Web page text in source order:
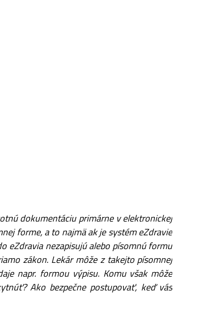
dokumentáciu primárne v elektronickej
forme, a to najmä ak je systém eZdravie
eZdravia nezapisujú alebo písomnú formu
zákon. Lekár môže z takejto písomnej
napr. formou výpisu. Komu však môže
Ako bezpečne postupovať, keď vás